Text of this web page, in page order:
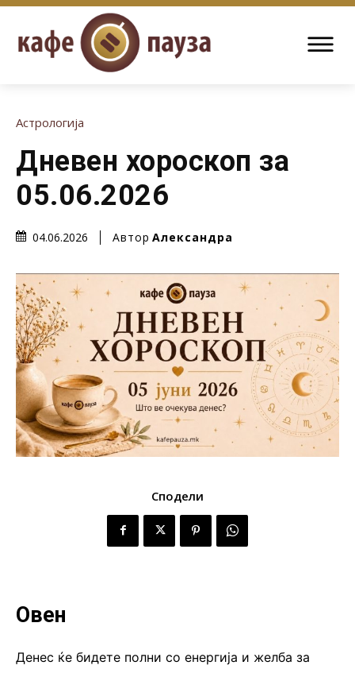
Астрологија
Дневен хороскоп за
05.06.2026
04.06.2026 Автор Александра
Сподели
Овен
Денес ќе бидете полни со енергија и желба за